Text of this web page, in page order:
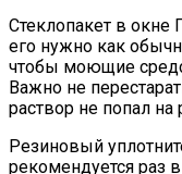
Стеклопакет в окне
его нужно как
чтобы моющие
Важно не
раствор не попал на
Резиновый
рекомендуется раз